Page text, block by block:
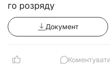
го розряду
Документ
Коментувати